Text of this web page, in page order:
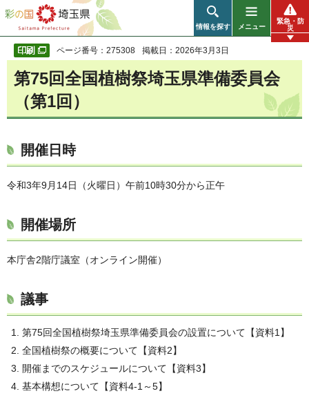
彩の国 埼玉県
情報を探す メニュー
緊急・防
災
ページ番号：275308 掲載日：2026年3月3日
第75回全国植樹祭埼玉県準備委員会
（第1回）
開催日時
令和3年9月14日（火曜日）午前10時30分から正午
開催場所
本庁舎2階庁議室（オンライン開催）
議事
第75回全国植樹祭埼玉県準備委員会の設置について【資料1】
全国植樹祭の概要について【資料2】
開催までのスケジュールについて【資料3】
基本構想について【資料4-1～5】